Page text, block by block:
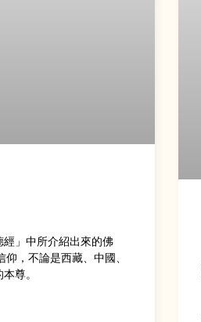
」中所介紹出來的佛
，不論是西藏、中國、
尊。